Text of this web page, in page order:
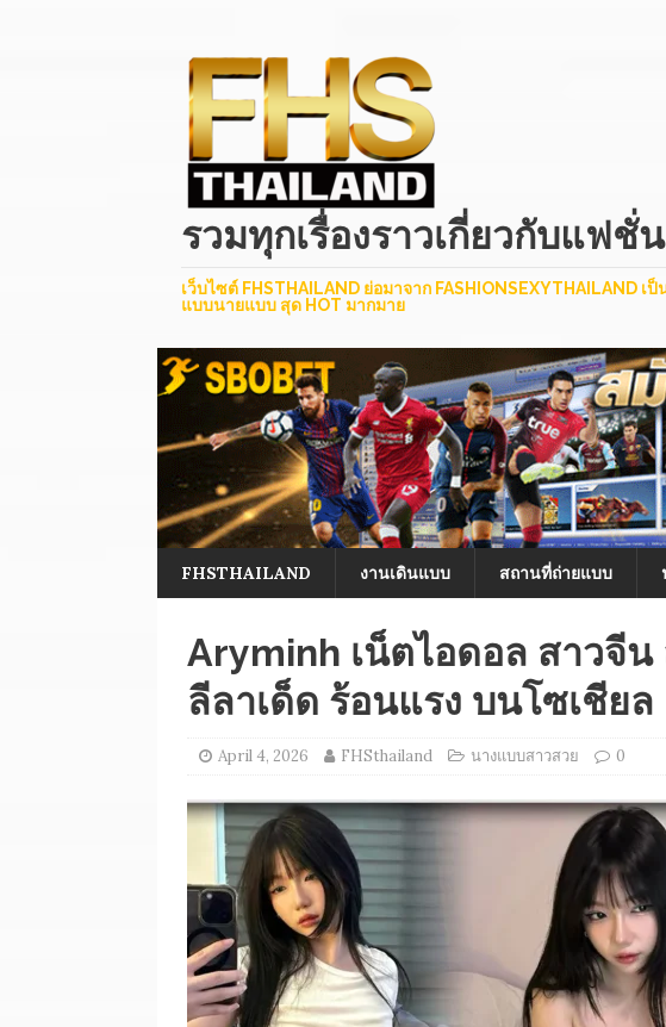
รวมทุกเรื่องราวเกี่ยวกับแฟชั่
เว็บไซต์ FHSTHAILAND ย่อมาจาก FASHIONSEXYTHAILAND
แบบนายแบบ สุด HOT มากมาย
FHSTHAILAND งานเดินแบบ สถานที่ถ่ายแบบ
Aryminh เน็ตไอดอล สาวจีน
ลีลาเด็ด ร้อนแรง บนโซเชียล
April 4, 2026 FHSthailand นางแบบสาวสวย 0